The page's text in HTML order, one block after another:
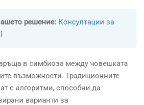
решение: Консултации за
в симбиоза между човешката
възможности. Традиционните
с алгоритми, способни да
варианти за